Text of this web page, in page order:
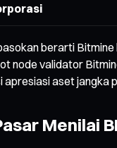
berarti
node validator
apresiasi aset jangka
Menilai